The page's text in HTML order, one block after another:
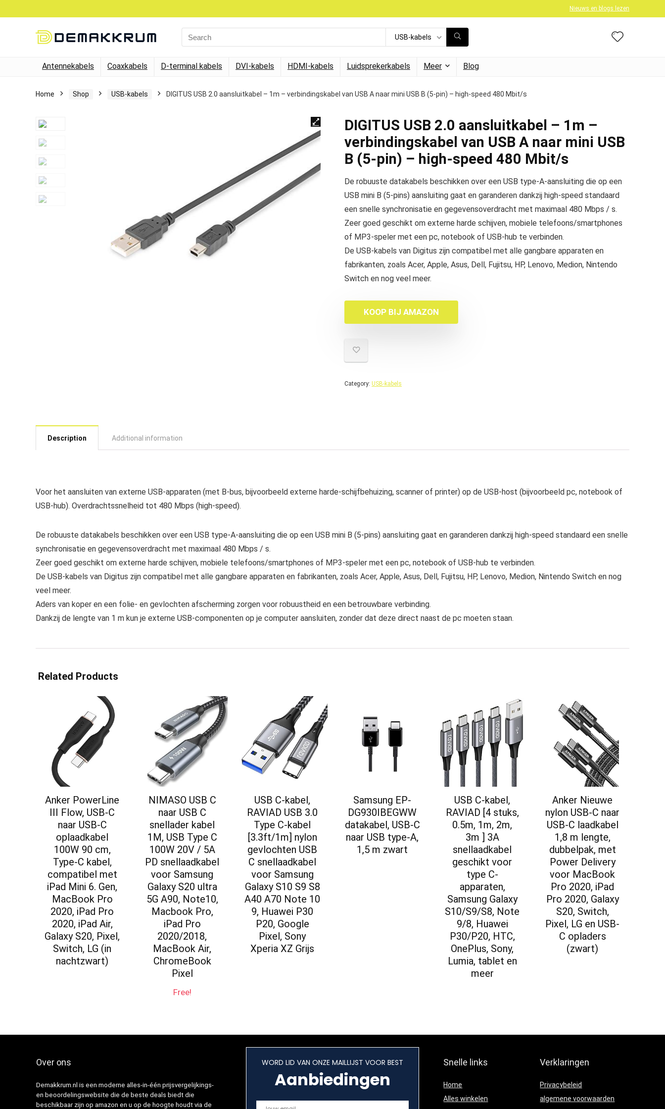
Nieuws en blogs lezen
Search
for:
USB-kabels
Antennekabels Coaxkabels D-terminal kabels DVI-kabels HDMI-kabels Luidsprekerkabels Meer Blog
Home Shop USB-kabels DIGITUS USB 2.0 aansluitkabel – 1m – verbindingskabel van USB A naar mini USB B (5-pin) – high-speed 480 Mbit/s
DIGITUS USB 2.0 aansluitkabel – 1m –
verbindingskabel van USB A naar mini USB
B (5-pin) – high-speed 480 Mbit/s
De robuuste datakabels beschikken over een USB type-A-aansluiting die op een
USB mini B (5-pins) aansluiting gaat en garanderen dankzij high-speed standaard
een snelle synchronisatie en gegevensoverdracht met maximaal 480 Mbps / s.
Zeer goed geschikt om externe harde schijven, mobiele telefoons/smartphones
of MP3-speler met een pc, notebook of USB-hub te verbinden.
De USB-kabels van Digitus zijn compatibel met alle gangbare apparaten en
fabrikanten, zoals Acer, Apple, Asus, Dell, Fujitsu, HP, Lenovo, Medion, Nintendo
Switch en nog veel meer.
KOOP BIJ AMAZON
Category: USB-kabels
Description Additional information
Voor het aansluiten van externe USB-apparaten (met B-bus, bijvoorbeeld externe harde-schijfbehuizing, scanner of printer) op de USB-host (bijvoorbeeld pc, notebook of
USB-hub). Overdrachtssnelheid tot 480 Mbps (high-speed).
De robuuste datakabels beschikken over een USB type-A-aansluiting die op een USB mini B (5-pins) aansluiting gaat en garanderen dankzij high-speed standaard een snelle
synchronisatie en gegevensoverdracht met maximaal 480 Mbps / s.
Zeer goed geschikt om externe harde schijven, mobiele telefoons/smartphones of MP3-speler met een pc, notebook of USB-hub te verbinden.
De USB-kabels van Digitus zijn compatibel met alle gangbare apparaten en fabrikanten, zoals Acer, Apple, Asus, Dell, Fujitsu, HP, Lenovo, Medion, Nintendo Switch en nog
veel meer.
Aders van koper en een folie- en gevlochten afscherming zorgen voor robuustheid en een betrouwbare verbinding.
Dankzij de lengte van 1 m kun je externe USB-componenten op je computer aansluiten, zonder dat deze direct naast de pc moeten staan.
Related Products
Anker PowerLine
III Flow, USB-C
naar USB-C
oplaadkabel
100W 90 cm,
Type-C kabel,
compatibel met
iPad Mini 6. Gen,
MacBook Pro
2020, iPad Pro
2020, iPad Air,
Galaxy S20, Pixel,
Switch, LG (in
nachtzwart)
NIMASO USB C
naar USB C
snellader kabel
1M, USB Type C
100W 20V / 5A
PD snellaadkabel
voor Samsung
Galaxy S20 ultra
5G A90, Note10,
Macbook Pro,
iPad Pro
2020/2018,
MacBook Air,
ChromeBook
Pixel
Free!
USB C-kabel,
RAVIAD USB 3.0
Type C-kabel
[3.3ft/1m] nylon
gevlochten USB
C snellaadkabel
voor Samsung
Galaxy S10 S9 S8
A40 A70 Note 10
9, Huawei P30
P20, Google
Pixel, Sony
Xperia XZ Grijs
Samsung EP-
DG930IBEGWW
datakabel, USB-C
naar USB type-A,
1,5 m zwart
USB C-kabel,
RAVIAD [4 stuks,
0.5m, 1m, 2m,
3m ] 3A
snellaadkabel
geschikt voor
type C-
apparaten,
Samsung Galaxy
S10/S9/S8, Note
9/8, Huawei
P30/P20, HTC,
OnePlus, Sony,
Lumia, tablet en
meer
Anker Nieuwe
nylon USB-C naar
USB-C laadkabel
1,8 m lengte,
dubbelpak, met
Power Delivery
voor MacBook
Pro 2020, iPad
Pro 2020, Galaxy
S20, Switch,
Pixel, LG en USB-
C opladers
(zwart)
Over ons
Demakkrum.nl is een moderne alles-in-één prijsvergelijkings-
en beoordelingswebsite die de beste deals biedt die
beschikbaar zijn op amazon en u op de hoogte houdt via de
WORD LID VAN ONZE MAILLIJST VOOR BEST
Aanbiedingen
Snelle links
Home
Alles winkelen
Verklaringen
Privacybeleid
algemene voorwaarden